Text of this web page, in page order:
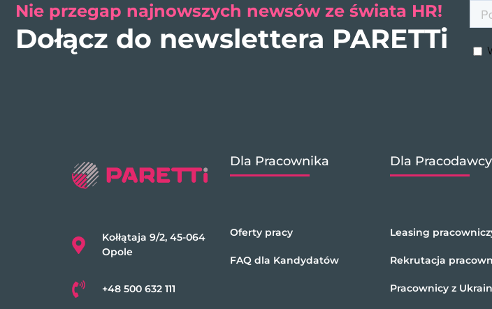
Nie przegap najnowszych newsów ze świata HR!
Dołącz do newslettera PARETTi
Kołłątaja 9/2, 45-064
Opole
+48 500 632 111
Dla Pracownika
Oferty pracy
FAQ dla Kandydatów
Dla Pracodawcy
Leasing
Rekrutacja
Pracownicy z